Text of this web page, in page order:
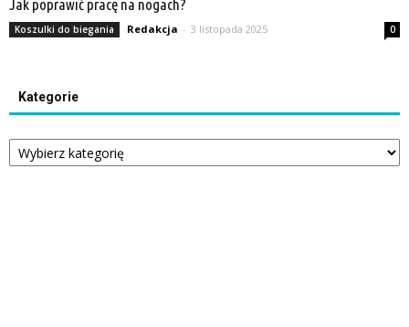
Jak poprawić pracę na nogach?
Koszulki do biegania Redakcja - 3 listopada 2025 0
Kategorie
Kategorie